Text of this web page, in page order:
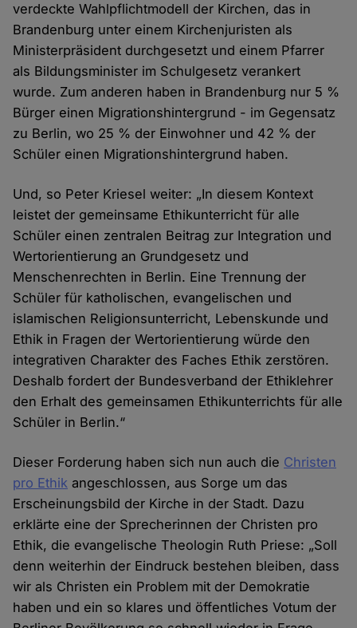
verdeckte Wahlpflichtmodell der Kirchen, das in
Brandenburg unter einem Kirchenjuristen als
Ministerpräsident durchgesetzt und einem Pfarrer
als Bildungsminister im Schulgesetz verankert
wurde. Zum anderen haben in Brandenburg nur 5 %
Bürger einen Migrationshintergrund - im Gegensatz
zu Berlin, wo 25 % der Einwohner und 42 % der
Schüler einen Migrationshintergrund haben.
Und, so Peter Kriesel weiter: „In diesem Kontext
leistet der gemeinsame Ethikunterricht für alle
Schüler einen zentralen Beitrag zur Integration und
Wertorientierung an Grundgesetz und
Menschenrechten in Berlin. Eine Trennung der
Schüler für katholischen, evangelischen und
islamischen Religionsunterricht, Lebenskunde und
Ethik in Fragen der Wertorientierung würde den
integrativen Charakter des Faches Ethik zerstören.
Deshalb fordert der Bundesverband der Ethiklehrer
den Erhalt des gemeinsamen Ethikunterrichts für alle
Schüler in Berlin.“
Dieser Forderung haben sich nun auch die Christen
pro Ethik angeschlossen, aus Sorge um das
Erscheinungsbild der Kirche in der Stadt. Dazu
erklärte eine der Sprecherinnen der Christen pro
Ethik, die evangelische Theologin Ruth Priese: „Soll
denn weiterhin der Eindruck bestehen bleiben, dass
wir als Christen ein Problem mit der Demokratie
haben und ein so klares und öffentliches Votum der